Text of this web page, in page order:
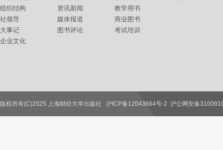
组织结构
社领导
大事记
企业文化
资讯新闻
媒体报道
图书评论
教学用书
商业图书
考试培训
联系我们
版权所有(C)2025 上海财经大学出版社 沪ICP备12043664号-2 沪公网安备